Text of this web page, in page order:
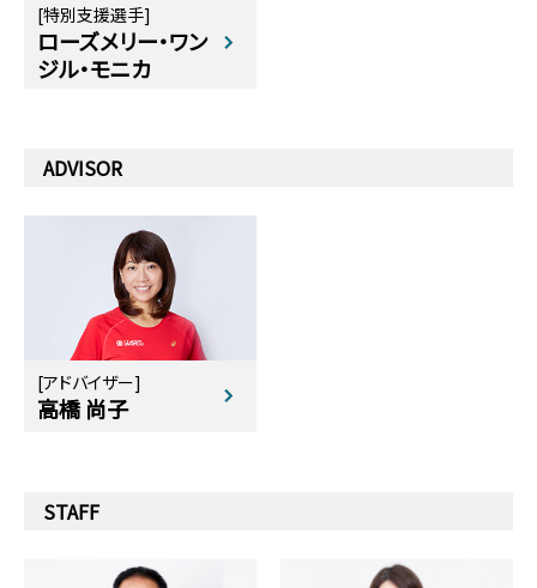
[特別支援選手]
ローズメリー・ワン
ジル・モニカ
ADVISOR
[アドバイザー]
高橋 尚子
STAFF